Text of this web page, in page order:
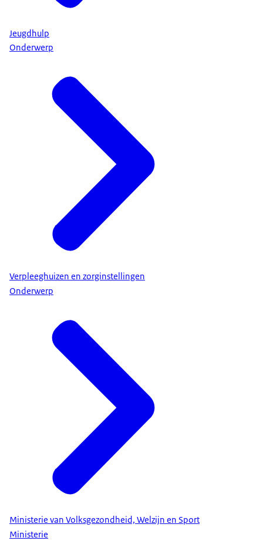
Jeugdhulp
Onderwerp
Verpleeghuizen en zorginstellingen
Onderwerp
Ministerie van Volksgezondheid, Welzijn en Sport
Ministerie